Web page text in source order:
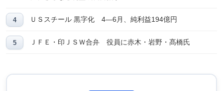
ＵＳスチール 黒字化 4―6月、純利益194億円
ＪＦＥ・印ＪＳＷ合弁 役員に赤木・岩野・髙橋氏